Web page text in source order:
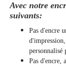
Avec notre
suivants:
Pas d'encre
Pas d'encre,